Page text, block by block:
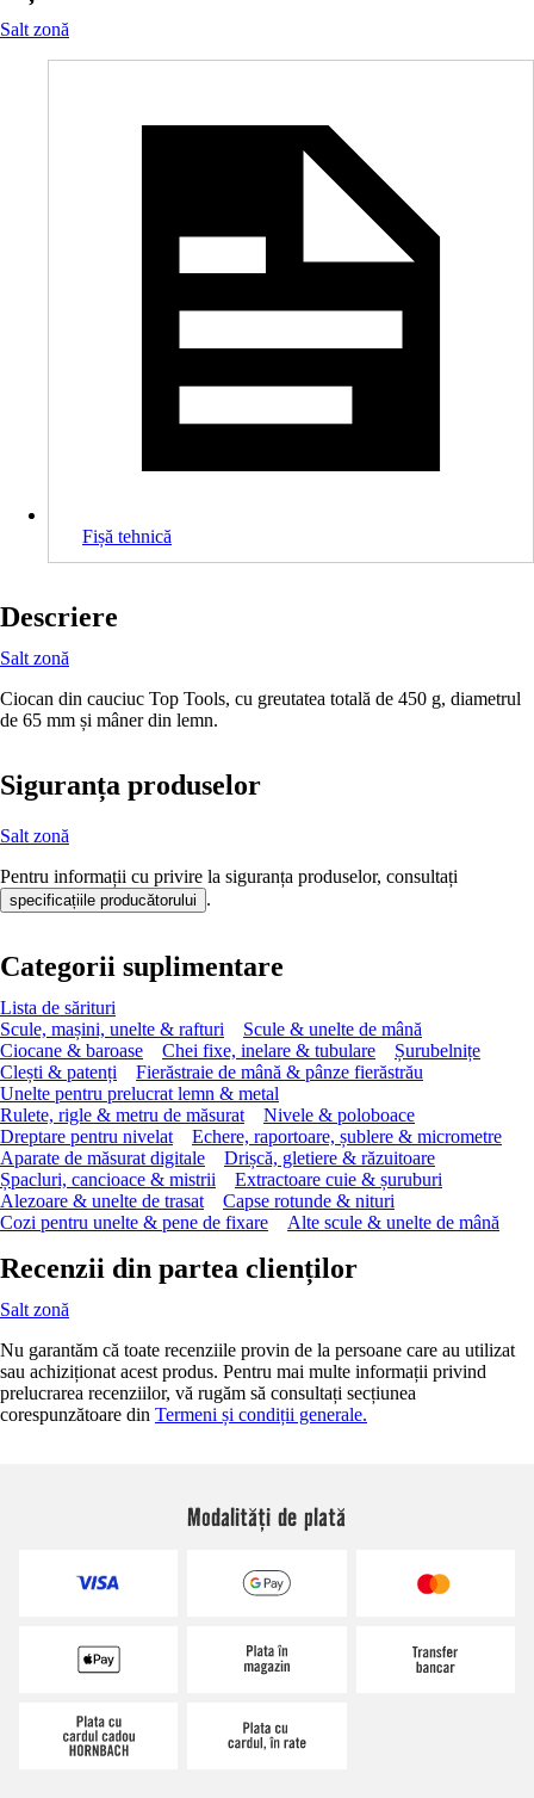
Salt zonă
Fișă tehnică
Descriere
Salt zonă
Ciocan din cauciuc Top Tools, cu greutatea totală de 450 g, diametrul
de 65 mm și mâner din lemn.
Siguranța produselor
Salt zonă
Pentru informații cu privire la siguranța produselor, consultați
specificațiile producătorului .
Categorii suplimentare
Lista de sărituri
Scule, mașini, unelte & rafturi
Scule & unelte de mână
Ciocane & baroase
Chei fixe, inelare & tubulare
Șurubelnițe
Clești & patenți
Fierăstraie de mână & pânze fierăstrău
Unelte pentru prelucrat lemn & metal
Rulete, rigle & metru de măsurat
Nivele & poloboace
Dreptare pentru nivelat
Echere, raportoare, șublere & micrometre
Aparate de măsurat digitale
Drișcă, gletiere & răzuitoare
Șpacluri, cancioace & mistrii
Extractoare cuie & șuruburi
Alezoare & unelte de trasat
Capse rotunde & nituri
Cozi pentru unelte & pene de fixare
Alte scule & unelte de mână
Recenzii din partea clienților
Salt zonă
Nu garantăm că toate recenziile provin de la persoane care au utilizat
sau achiziționat acest produs. Pentru mai multe informații privind
prelucrarea recenziilor, vă rugăm să consultați secțiunea
corespunzătoare din Termeni și condiții generale.
Modalități de plată